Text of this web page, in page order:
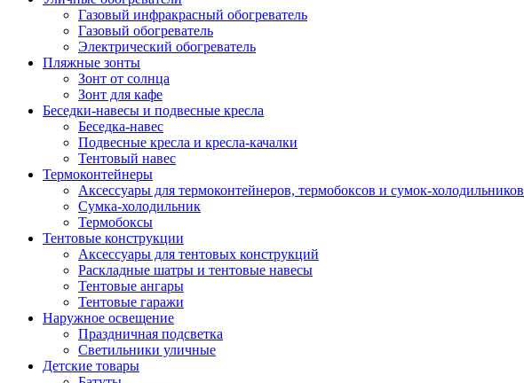
Газовый инфракрасный обогреватель
Газовый обогреватель
Электрический обогреватель
Пляжные зонты
Зонт от солнца
Зонт для кафе
Беседки-навесы и подвесные кресла
Беседка-навес
Подвесные кресла и кресла-качалки
Тентовый навес
Термоконтейнеры
Аксессуары для термоконтейнеров, термобоксов и сумок-холодильников
Сумка-холодильник
Термобоксы
Тентовые конструкции
Аксессуары для тентовых конструкций
Раскладные шатры и тентовые навесы
Тентовые ангары
Тентовые гаражи
Наружное освещение
Праздничная подсветка
Светильники уличные
Детские товары